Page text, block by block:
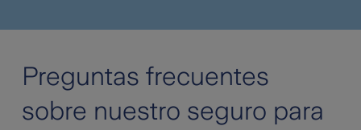
Preguntas frecuentes
sobre nuestro seguro para